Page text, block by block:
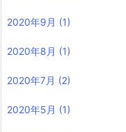
2020年9月 (1)
2020年8月 (1)
2020年7月 (2)
2020年5月 (1)